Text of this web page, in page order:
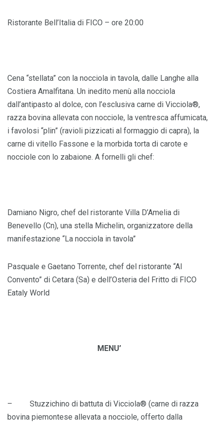
Ristorante Bell’Italia di FICO – ore 20:00
Cena “stellata” con la nocciola in tavola, dalle Langhe alla
Costiera Amalfitana. Un inedito menù alla nocciola
dall’antipasto al dolce, con l’esclusiva carne di Vicciola®,
razza bovina allevata con nocciole, la ventresca affumicata,
i favolosi “plin” (ravioli pizzicati al formaggio di capra), la
carne di vitello Fassone e la morbida torta di carote e
nocciole con lo zabaione. A fornelli gli chef:
Damiano Nigro, chef del ristorante Villa D’Amelia di
Benevello (Cn), una stella Michelin, organizzatore della
manifestazione “La nocciola in tavola”
Pasquale e Gaetano Torrente, chef del ristorante “Al
Convento” di Cetara (Sa) e dell’Osteria del Fritto di FICO
Eataly World
MENU’
– Stuzzichino di battuta di Vicciola® (carne di razza
bovina piemontese allevata a nocciole, offerto dalla